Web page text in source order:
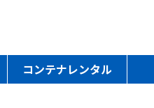
コンテナレンタル